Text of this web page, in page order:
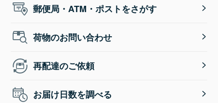
郵便局・ATM・ポストをさがす
荷物のお問い合わせ
再配達のご依頼
お届け日数を調べる